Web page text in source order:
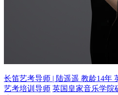
长笛艺考导师 | 陆遥遥 教龄14年
艺考培训导师 英国皇家音乐学院